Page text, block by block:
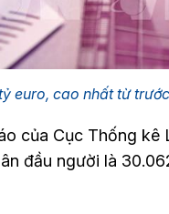
euro, cao nhất từ
của Cục Thống
đầu người là